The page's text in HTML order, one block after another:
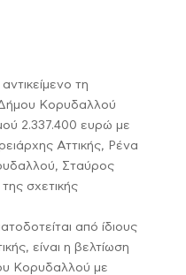
τη
Κορυδαλλού
2.337.400 ευρώ με
Αττικής, Ρένα
Σταύρος
σχετικής
από ίδιους
είναι η βελτίωση
Κορυδαλλού με